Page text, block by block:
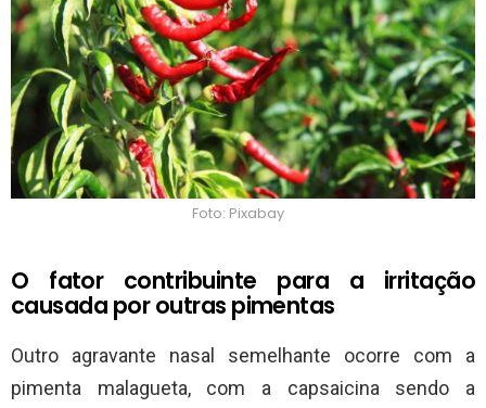
Foto: Pixabay
O fator contribuinte para a irritação
causada por outras pimentas
Outro agravante nasal semelhante ocorre com a
pimenta malagueta, com a capsaicina sendo a